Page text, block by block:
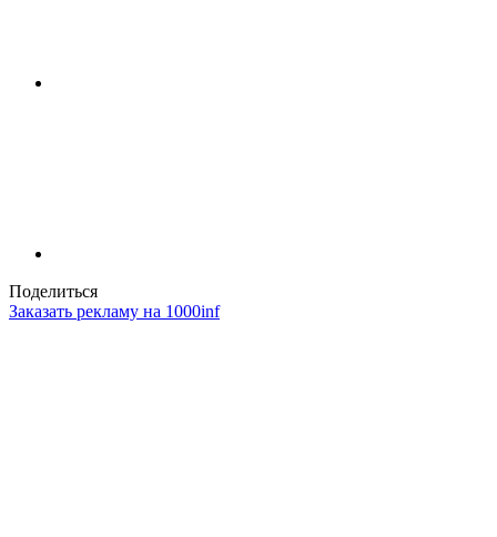
Поделиться
Заказать рекламу на 1000inf